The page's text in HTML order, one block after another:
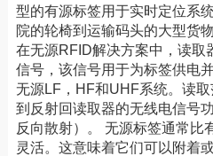
型的有源标签用于实时定位系
院的轮椅到运输码头的大型货
在无源RFID解决方案中，读取
信号，该信号用于为标签供电
无源LF，HF和UHF系统。读
到反射回读取器的无线电信号
反向散射）。 无源标签通常比
灵活。这意味着它们可以附着